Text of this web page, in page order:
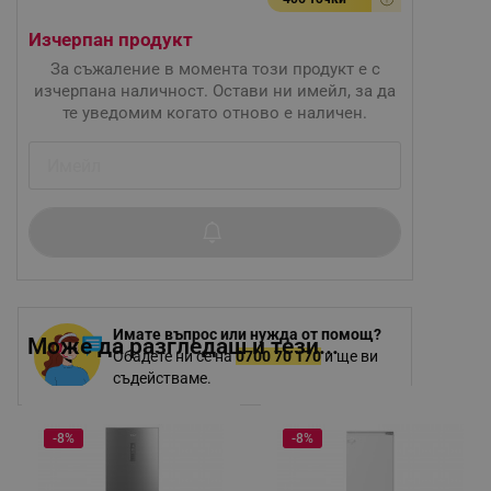
Имате въпрос или нужда от помощ?
Обадете ни се на0700 70 170и ще ви
съдействаме.
Изчерпан продукт
За съжаление в момента този продукт е с
изчерпана наличност. Остави ни имейл, за да
те уведомим когато отново е наличен.
Може да разгледаш и тези...
-8% -8%